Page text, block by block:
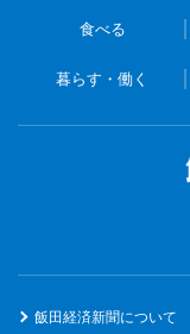
食べる
暮らす・働く
飯田経済新聞について